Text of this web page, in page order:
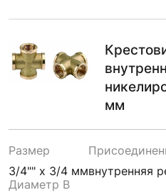
мм
Размер
3/4"" х 3/4 ммвнутренняя
Диаметр B